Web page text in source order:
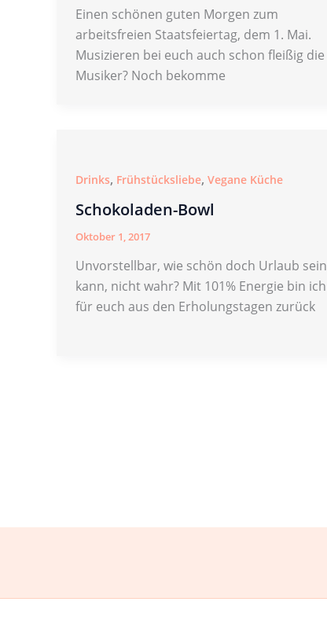
Einen schönen guten Morgen zum
arbeitsfreien Staatsfeiertag, dem 1. Mai.
Musizieren bei euch auch schon fleißig die
Musiker? Noch bekomme
Drinks, Frühstücksliebe, Vegane Küche
Schokoladen-Bowl
Oktober 1, 2017
Unvorstellbar, wie schön doch Urlaub sein
kann, nicht wahr? Mit 101% Energie bin ich
für euch aus den Erholungstagen zurück